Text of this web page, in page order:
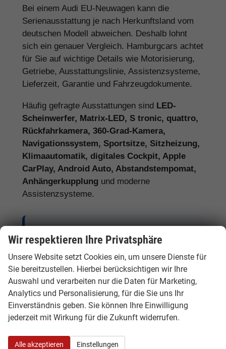
Bei einem Audi EU-Neuwagen kann die
Serienausstattung je nach Herkunftsland vom
deutschen Modell abweichen. Deshalb lohnt
sich ein genauer Vergleich. Hamburgcars achtet
für Sie auf wichtige Details wie Motorisierung,
Getriebe, Ausstattungslinie, Assistenzsysteme,
Lieferzeit, Garantie und Fahrzeugdokumente.
Häufig gefragte Ausstattungen sind LED-
Scheinwerfer, Matrix-LED, S tronic, quattro,
Rückfahrkamera, 360-Grad-Kamera,
Navigationssystem, Sportsitze, Sitzheizung,
Klimaautomatik, digitales Cockpit, Apple
CarPlay, Android Auto, Abstandstempomat,
Anhängerkupplung und moderne
Assistenzsysteme.
Tipp:
Vergleichen Sie bei Audi EU-
Neuwagen nicht nur den Kaufpreis,
sondern auch Ausstattung, Lieferzeit,
Garantieumfang und mögliche
tatsächlichen Preisvorteil.
Wir respektieren Ihre Privatsphäre
Unsere Website setzt Cookies ein, um unsere Dienste für
Sie bereitzustellen. Hierbei berücksichtigen wir Ihre
Auswahl und verarbeiten nur die Daten für Marketing,
Analytics und Personalisierung, für die Sie uns Ihr
Einverständnis geben. Sie können Ihre Einwilligung
jederzeit mit Wirkung für die Zukunft widerrufen.
Alle akzeptieren Einstellungen